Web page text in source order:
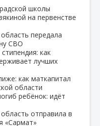
школы
на первенстве
передала
СВО
как
лучших
как маткапитал
области
ребёнок: идёт
отправила в
«Сармат»